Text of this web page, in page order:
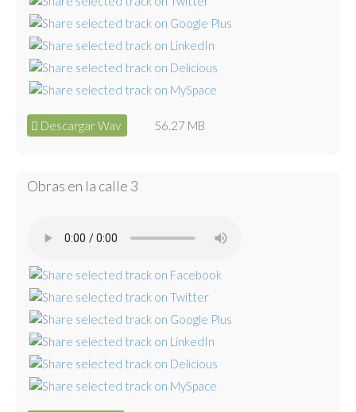
Descargar Wav 56.27 MB
Obras en la calle 3